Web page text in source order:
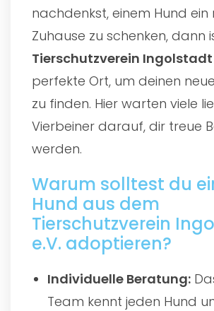
nachdenkst, einem Hund ein
Zuhause zu schenken, dann
Tierschutzverein Ingolstadt
perfekte Ort, um deinen
zu finden. Hier warten viele
Vierbeiner darauf, dir treue
werden.
Warum solltest du
Hund aus dem
Tierschutzverein
e.V. adoptieren?
Individuelle Beratung:
Team kennt jeden Hund